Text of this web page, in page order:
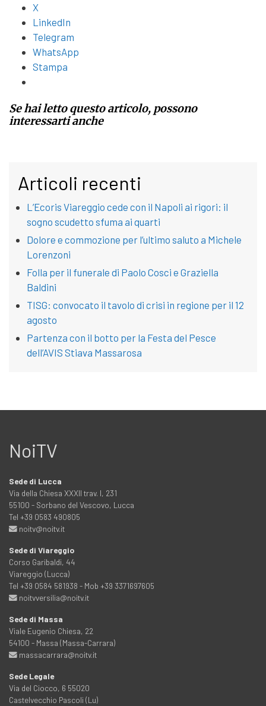
X
LinkedIn
Telegram
WhatsApp
Stampa
Se hai letto questo articolo, possono
interessarti anche
Articoli recenti
L’Ecoris Viareggio cede con il Napoli ai rigori: il
sogno scudetto sfuma ai quarti
Dolore e commozione per l’ultimo saluto a Michele
Lorenzoni
Folla per il funerale di Paolo Cosci e Graziella
Baldini
TISG: convocato il tavolo di crisi in regione per il 12
agosto
Partenza con il botto per la Festa del Pesce
dell’AVIS Stiava Massarosa
NoiTV
Sede di Lucca
Via della Chiesa XXXII trav. I, 231
55100 - Sorbano del Vescovo, Lucca
Tel +39 0583 490805
noitv@noitv.it
Sede di Viareggio
Corso Garibaldi, 44
Viareggio (Lucca)
Tel +39 0584 581938 - Mob +39 3371697605
noitvversilia@noitv.it
Sede di Massa
Viale Eugenio Chiesa, 22
54100 - Massa (Massa-Carrara)
massacarrara@noitv.it
Sede Legale
Via del Ciocco, 6 55020
Castelvecchio Pascoli (Lu)